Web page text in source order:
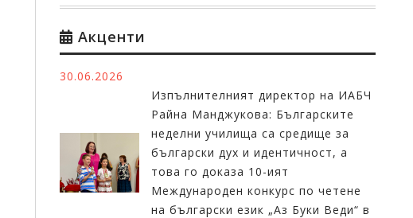
Акценти
30.06.2026
Изпълнителният директор на ИАБЧ
Райна Манджукова: Българските
неделни училища са средище за
български дух и идентичност, а
това го доказа 10-ият
Международен конкурс по четене
на български език „Аз Буки Веди“ в